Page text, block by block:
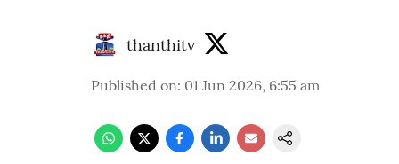
thanthitv
Published on: 01 Jun 2026, 6:55 am